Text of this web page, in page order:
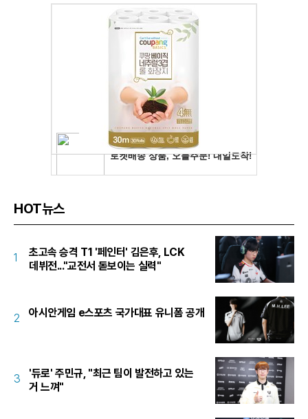
HOT뉴스
1
초고속 승격 T1 '페인터' 김은후, LCK
데뷔전..."교전서 돋보이는 실력"
2 아시안게임 e스포츠 국가대표 유니폼 공개
3
'듀로' 주민규, "최근 팀이 발전하고 있는
거 느껴"